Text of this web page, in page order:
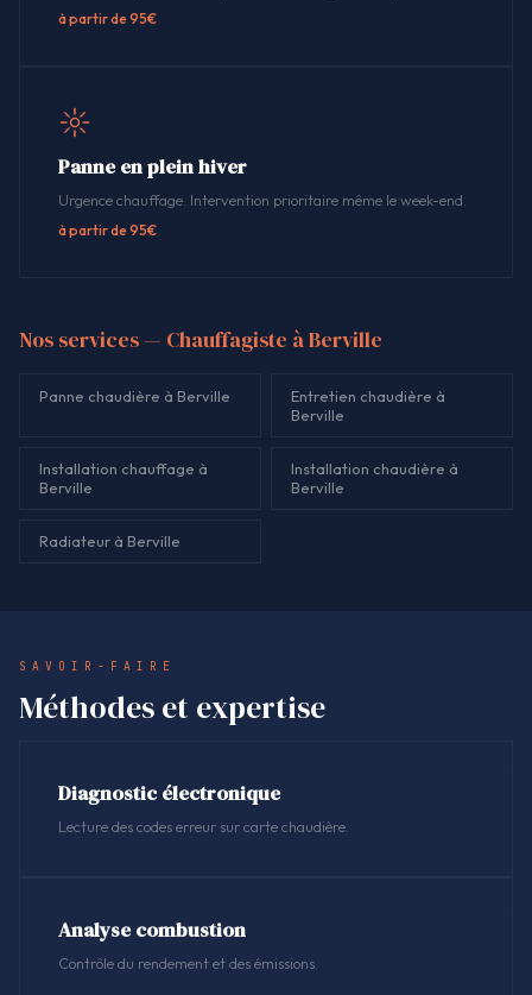
à partir de 95€
Panne en plein hiver
Urgence chauffage. Intervention prioritaire même le week-end.
à partir de 95€
Nos services — Chauffagiste à Berville
Panne chaudière à Berville
Entretien chaudière à
Berville
Installation chauffage à
Berville
Installation chaudière à
Berville
Radiateur à Berville
SAVOIR-FAIRE
Méthodes et expertise
Diagnostic électronique
Lecture des codes erreur sur carte chaudière.
Analyse combustion
Contrôle du rendement et des émissions.